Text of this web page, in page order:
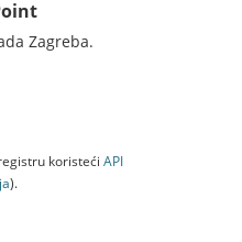
Zagreba.
koristeći API
).